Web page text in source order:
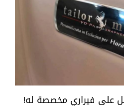
على فيراري مخصصة له!